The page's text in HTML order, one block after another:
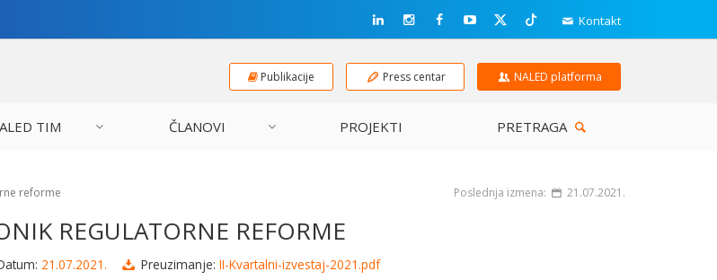
Kontakt
Publikacije Press centar NALED platforma
TIM ČLANOVI PROJEKTI PRETRAGA
reforme Poslednja izmena: 21.07.2021.
REGULATORNE REFORME
21.07.2021. Preuzimanje:II-Kvartalni-izvestaj-2021.pdf